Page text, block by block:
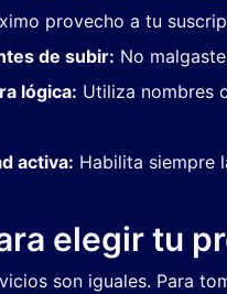
provecho a tu
de subir: No
lógica: Utiliza nombres
activa: Habilita siempre
elegir tu
son iguales. Para